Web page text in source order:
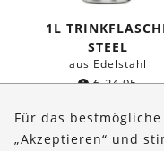
1L
STEEL
aus Edelstahl
€24,95
Für das
„Akzeptieren“ und